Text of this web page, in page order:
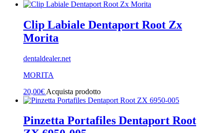
Clip Labiale Dentaport Root Zx
Morita
dentaldealer.net
MORITA
20,00€ Acquista prodotto
Pinzetta Portafiles Dentaport Root